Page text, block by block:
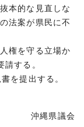
本的な見直しな
法案が県民に不
権を守る立場か
する。
を提出する。
沖縄県議会